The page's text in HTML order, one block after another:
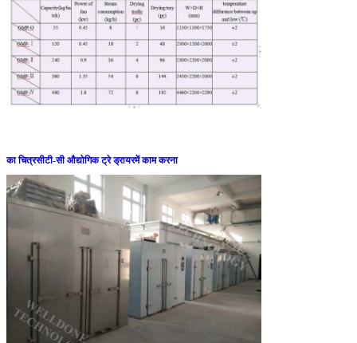
का चित्रसीटी-सी औद्योगिक ट्रे ड्रायरमें काम करना